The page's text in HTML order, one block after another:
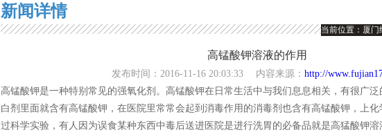
新闻详情
当前位置： 厦门
高锰酸钾溶液的作用
发布时间：2016-11-16 20:03:33 内容来源： http://
高锰酸钾是一种特别常见的强氧化剂。高锰酸钾在日常生活中与我们息息相关，有很广
白剂里面就含有高锰酸钾，在医院里常常会起到消毒作用的消毒剂也含有高锰酸钾，上
过科学实验，有人因为误食某种东西中毒后送进医院是进行洗胃的必备品就是高猛酸钾